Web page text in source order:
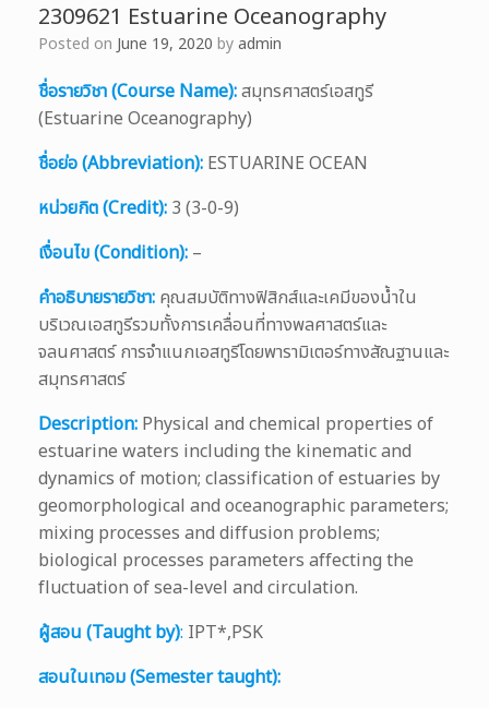
2309621 Estuarine Oceanography
Posted on June 19, 2020 byadmin
ชื่อรายวิชา (Course Name):สมุทรศาสตร์เอสทูรี
(Estuarine Oceanography)
ชื่อย่อ (Abbreviation): ESTUARINE OCEAN
หน่วยกิต (Credit): 3 (3-0-9)
เงื่อนไข (Condition): –
คำอธิบายรายวิชา: คุณสมบัติทางฟิสิกส์และเคมีของน้ำใน
บริเวณเอสทูรีรวมทั้งการเคลื่อนที่ทางพลศาสตร์และ
จลนศาสตร์ การจำแนกเอสทูรีโดยพารามิเตอร์ทางสัณฐานและ
สมุทรศาสตร์
Description: Physical and chemical properties of
estuarine waters including the kinematic and
dynamics of motion; classification of estuaries by
geomorphological and oceanographic parameters;
mixing processes and diffusion problems;
biological processes parameters affecting the
fluctuation of sea-level and circulation.
ผู้สอน (Taught by): IPT*,PSK
สอนในเทอม (Semester taught):